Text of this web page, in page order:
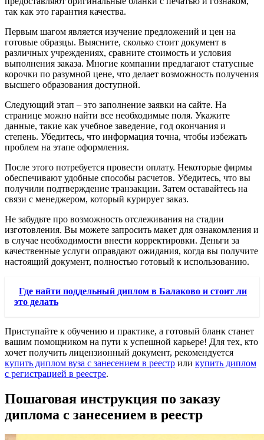
так как это гарантия качества.
Первым шагом является изучение предложений и цен на
готовые образцы. Выясните, сколько стоит документ в
различных учреждениях, сравните стоимость и условия
выполнения заказа. Многие компании предлагают статусные
корочки по разумной цене, что делает возможность получения
высшего образования доступной.
Следующий этап – это заполнение заявки на сайте. На
странице можно найти все необходимые поля. Укажите
данные, такие как учебное заведение, год окончания и
степень. Убедитесь, что информация точна, чтобы избежать
проблем на этапе оформления.
После этого потребуется провести оплату. Некоторые фирмы
обеспечивают удобные способы расчетов. Убедитесь, что вы
получили подтверждение транзакции. Затем оставайтесь на
связи с менеджером, который курирует заказ.
Не забудьте про возможность отслеживания на стадии
изготовления. Вы можете запросить макет для ознакомления и
в случае необходимости внести корректировки. Деньги за
качественные услуги оправдают ожидания, когда вы получите
настоящий документ, полностью готовый к использованию.
Где найти поддельный диплом в Балаково и стоит ли
это делать
Приступайте к обучению и практике, а готовый бланк станет
вашим помощником на пути к успешной карьере! Для тех, кто
хочет получить лицензионный документ, рекомендуется
купить диплом вуза с занесением в реестр или купить диплом
с регистрацией в реестре.
Пошаговая инструкция по заказу
диплома с занесением в реестр